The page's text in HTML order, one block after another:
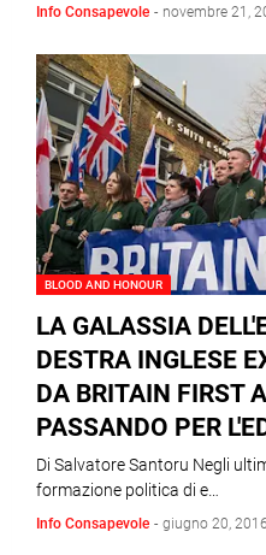
Info Consapevole - novembre 21,
BLOOD AND HONOUR
LA GALASSIA
DESTRA INGLESE
DA BRITAIN FIRST
PASSANDO PER
Di Salvatore Santoru Negli
formazione politica di e…
Info Consapevole - giugno 20, 2016